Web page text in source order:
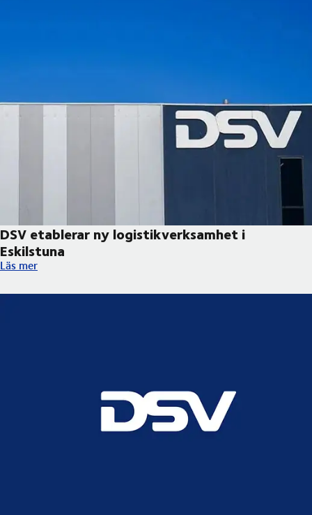
DSV etablerar ny logistikverksamhet i
Eskilstuna
DSV etablerar ny logistikverksamhet i Eskilstuna
Läs mer